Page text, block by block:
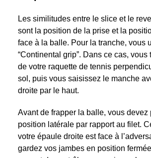
Les similitudes entre le slice et le
sont la position de la prise et la
face à la balle. Pour la tranche, vous
“Continental grip”. Dans ce cas, vous
de votre raquette de tennis
sol, puis vous saisissez le manche
droite par le haut.
Avant de frapper la balle, vous devez
position latérale par rapport au filet.
votre épaule droite est face à
gardez vos jambes en position